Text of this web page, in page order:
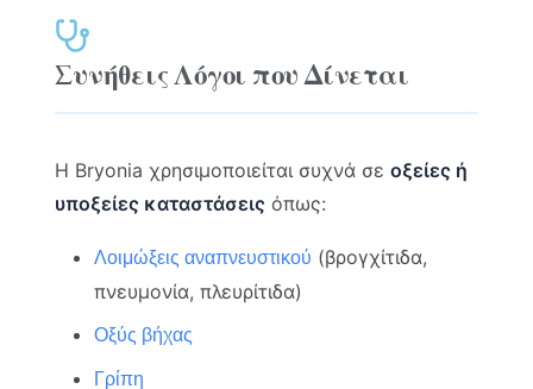
Συνήθεις Λόγοι που Δίνεται
Η Bryonia χρησιμοποιείται συχνά σεοξείες ή
υποξείες καταστάσεις όπως:
Λοιμώξεις αναπνευστικού (βρογχίτιδα,
πνευμονία, πλευρίτιδα)
Οξύς βήχας
Γρίπη